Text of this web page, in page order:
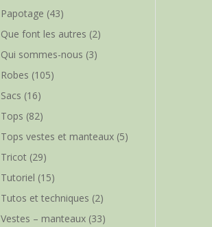
Papotage (43)
Que font les autres (2)
Qui sommes-nous (3)
Robes (105)
Sacs (16)
Tops (82)
Tops vestes et manteaux (5)
Tricot (29)
Tutoriel (15)
Tutos et techniques (2)
Vestes – manteaux (33)